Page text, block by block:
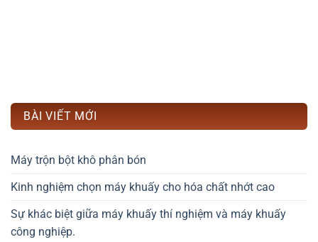
BÀI VIẾT MỚI
Máy trộn bột khô phân bón
Kinh nghiệm chọn máy khuấy cho hóa chất nhớt cao
Sự khác biệt giữa máy khuấy thí nghiệm và máy khuấy
công nghiệp.